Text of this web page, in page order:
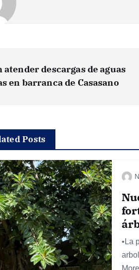
atender descargas de aguas
en barranca de Casasano
Posts
•La